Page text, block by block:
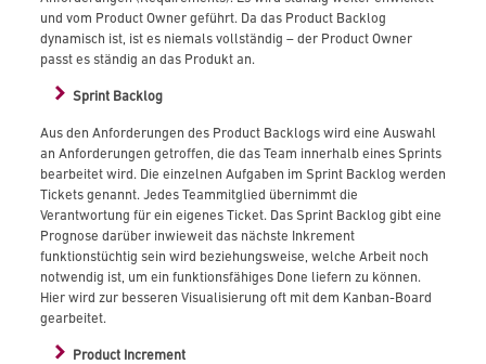
und vom Product Owner geführt. Da das Product Backlog
dynamisch ist, ist es niemals vollständig – der Product Owner
passt es ständig an das Produkt an.
Sprint Backlog
Aus den Anforderungen des Product Backlogs wird eine Auswahl
an Anforderungen getroffen, die das Team innerhalb eines Sprints
bearbeitet wird. Die einzelnen Aufgaben im Sprint Backlog werden
Tickets genannt. Jedes Teammitglied übernimmt die
Verantwortung für ein eigenes Ticket. Das Sprint Backlog gibt eine
Prognose darüber inwieweit das nächste Inkrement
funktionstüchtig sein wird beziehungsweise, welche Arbeit noch
notwendig ist, um ein funktionsfähiges Done liefern zu können.
Hier wird zur besseren Visualisierung oft mit dem Kanban-Board
gearbeitet.
Product Increment